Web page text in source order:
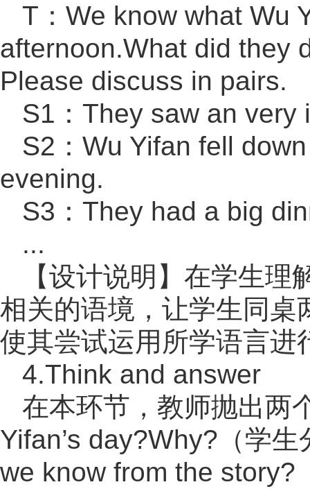
T：We know what Wu
afternoon.What did they
Please discuss in pairs.
S1：They saw an
S2：Wu Yifan fell
evening.
S3：They had a big
...
【设计说明】在学生
相关的语境，让学生同桌
使其尝试运用所学语言进
4.Think and answer
在本环节，教师抛出两
Yifan’s day?Why?（学
we know from the story?